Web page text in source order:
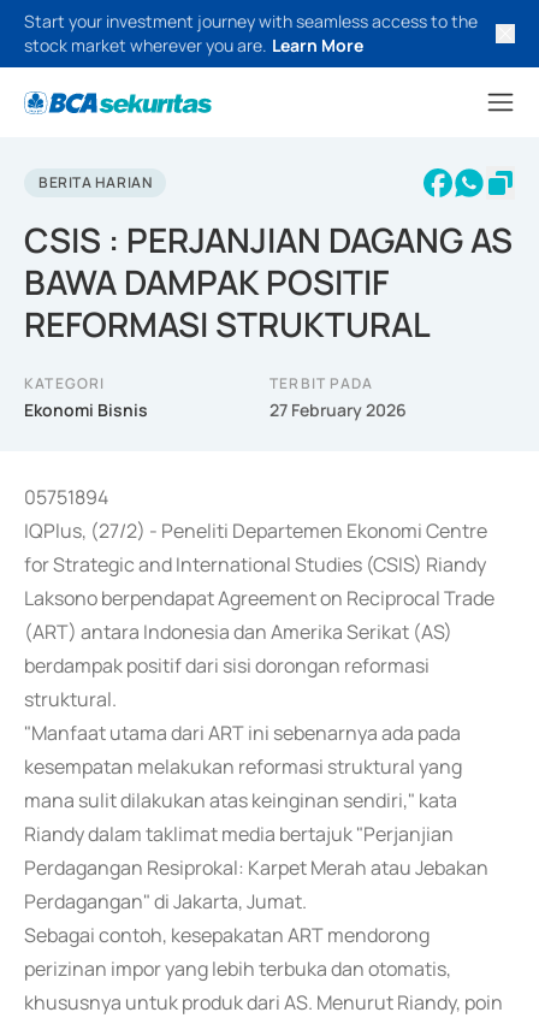
Start your investment journey with seamless access to the
stock market wherever you are. Learn More
BERITA HARIAN
CSIS : PERJANJIAN DAGANG AS
BAWA DAMPAK POSITIF
REFORMASI STRUKTURAL
KATEGORI
Ekonomi Bisnis
TERBIT PADA
27 February 2026
05751894
IQPlus, (27/2) - Peneliti Departemen Ekonomi Centre
for Strategic and International Studies (CSIS) Riandy
Laksono berpendapat Agreement on Reciprocal Trade
(ART) antara Indonesia dan Amerika Serikat (AS)
berdampak positif dari sisi dorongan reformasi
struktural.
"Manfaat utama dari ART ini sebenarnya ada pada
kesempatan melakukan reformasi struktural yang
mana sulit dilakukan atas keinginan sendiri," kata
Riandy dalam taklimat media bertajuk "Perjanjian
Perdagangan Resiprokal: Karpet Merah atau Jebakan
Perdagangan" di Jakarta, Jumat.
Sebagai contoh, kesepakatan ART mendorong
perizinan impor yang lebih terbuka dan otomatis,
khususnya untuk produk dari AS. Menurut Riandy, poin